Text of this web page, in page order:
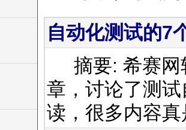
自动化测试的7
摘要: 希赛网
章，讨论了测
读，很多内容